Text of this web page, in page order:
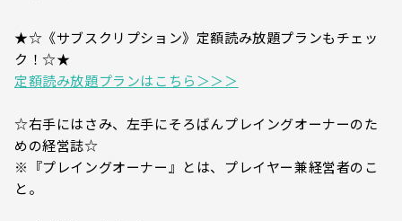
★☆《サブスクリプション》定額読み放題プランもチェッ
ク！☆★
定額読み放題プランはこちら＞＞＞
☆右手にはさみ、左手にそろばんプレイングオーナーのた
めの経営誌☆
※『プレイングオーナー』とは、プレイヤー兼経営者のこ
と。